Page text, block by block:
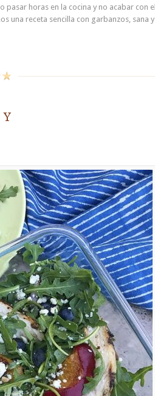
horas en la cocina y no acabar con el
una receta sencilla con garbanzos, sana y